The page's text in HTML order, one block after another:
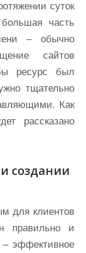
суток
часть
– обычно
сайтов
ресурс был
тщательно
Как
рассказано
создании
для клиентов
правильно и
эффективное